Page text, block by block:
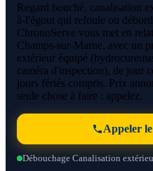
Regard bouché, canalisation
à-l'égout qui refoule ou
ChronoServe vous met en
Champs-sur-Marne, avec un
extérieur équipé
caméra d'inspection), de jour
jours fériés compris. Prix
seule chose à faire : appelez.
Appeler le
Débouchage Canalisation